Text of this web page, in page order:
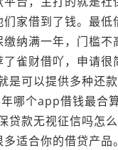
家借到了钱。最
纳满一年，门槛
雀财借吖，申请
是可以提供多种还
哪个app借钱最合
贷款无视征信吗怎
适合你的借贷产品